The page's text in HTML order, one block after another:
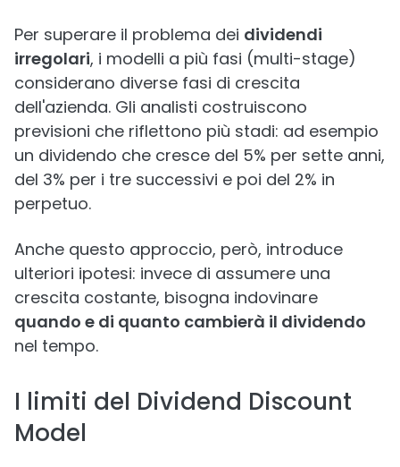
Per superare il problema dei dividendi
irregolari, i modelli a più fasi (multi-stage)
considerano diverse fasi di crescita
dell'azienda. Gli analisti costruiscono
previsioni che riflettono più stadi: ad esempio
un dividendo che cresce del 5% per sette anni,
del 3% per i tre successivi e poi del 2% in
perpetuo.
Anche questo approccio, però, introduce
ulteriori ipotesi: invece di assumere una
crescita costante, bisogna indovinare
quando e di quanto cambierà il dividendo
nel tempo.
I limiti del Dividend Discount
Model